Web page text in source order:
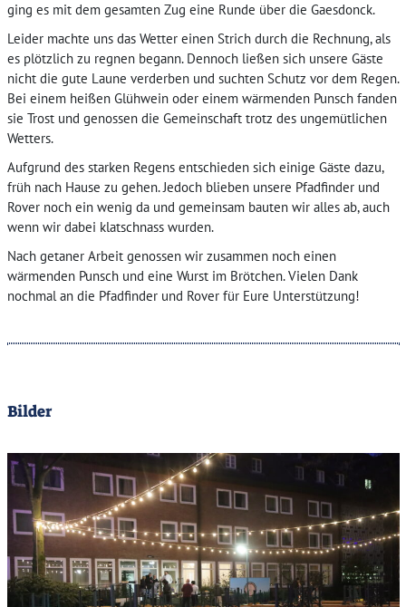
ging es mit dem gesamten Zug eine Runde über die Gaesdonck.
Leider machte uns das Wetter einen Strich durch die Rechnung, als
es plötzlich zu regnen begann. Dennoch ließen sich unsere Gäste
nicht die gute Laune verderben und suchten Schutz vor dem Regen.
Bei einem heißen Glühwein oder einem wärmenden Punsch fanden
sie Trost und genossen die Gemeinschaft trotz des ungemütlichen
Wetters.
Aufgrund des starken Regens entschieden sich einige Gäste dazu,
früh nach Hause zu gehen. Jedoch blieben unsere Pfadfinder und
Rover noch ein wenig da und gemeinsam bauten wir alles ab, auch
wenn wir dabei klatschnass wurden.
Nach getaner Arbeit genossen wir zusammen noch einen
wärmenden Punsch und eine Wurst im Brötchen. Vielen Dank
nochmal an die Pfadfinder und Rover für Eure Unterstützung!
Bilder